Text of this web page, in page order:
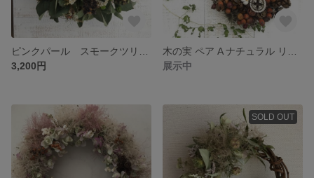
3,200円
展示中
SOLD OUT